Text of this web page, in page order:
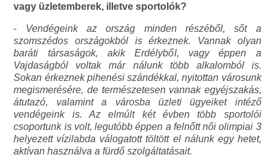
vagy üzletemberek, illetve sportolók?
- Vendégeink az ország minden részéből, sőt a
szomszédos országokból is érkeznek. Vannak olyan
baráti társaságok, akik Erdélyből, vagy éppen a
Vajdaságból voltak már nálunk több alkalomból is.
Sokan érkeznek pihenési szándékkal, nyitottan városunk
megismerésére, de természetesen vannak egyéjszakás,
átutazó, valamint a városba üzleti ügyeiket intéző
vendégeink is. Az elmúlt két évben több sportolói
csoportunk is volt, legutóbb éppen a felnőtt női olimpiai 3
helyezett vízilabda válogatott töltött el nálunk egy hetet,
aktívan használva a fürdő szolgáltatásait.